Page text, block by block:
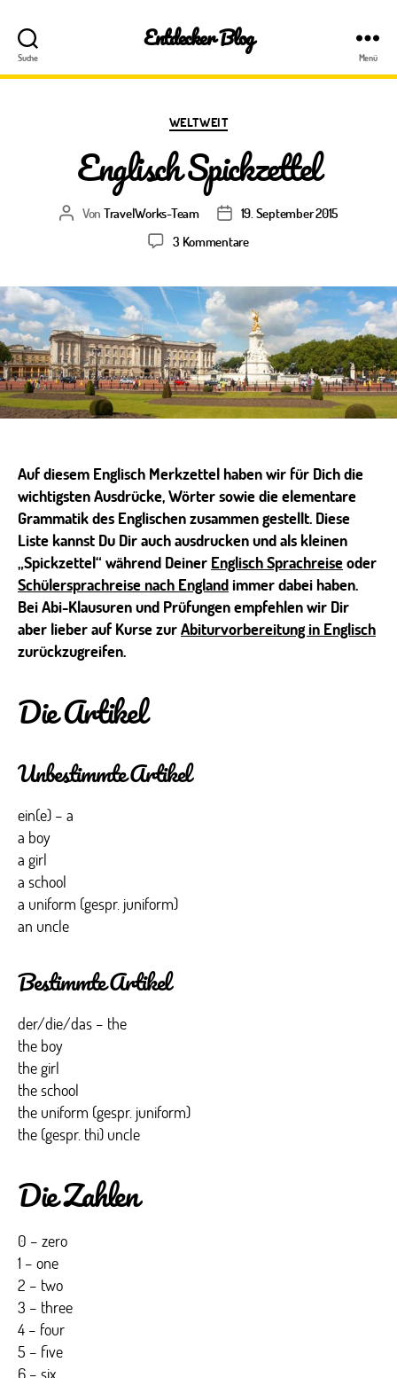
Suche
Entdecker Blog
Menü
Kategorien
WELTWEIT
Englisch Spickzettel
Beitragsautor
Von TravelWorks-Team Veröffentlichungsdatum
19. September 2015
3 Kommentarezu
Auf diesem Englisch Merkzettel haben wir für Dich die
wichtigsten Ausdrücke, Wörter sowie die elementare
Grammatik des Englischen zusammen gestellt. Diese
Liste kannst Du Dir auch ausdrucken und als kleinen
„Spickzettel“ während Deiner Englisch Sprachreiseoder
Schülersprachreise nach Englandimmer dabei haben.
Bei Abi-Klausuren und Prüfungen empfehlen wir Dir
aber lieber auf Kurse zurAbiturvorbereitung in Englisch
zurückzugreifen.
Die Artikel
Unbestimmte Artikel
ein(e) – a
a boy
a girl
a school
a uniform (gespr. juniform)
an uncle
Bestimmte Artikel
der/die/das – the
the boy
the girl
the school
the uniform (gespr. juniform)
the (gespr. thi) uncle
Die Zahlen
0 – zero
1 – one
2 – two
3 – three
4 – four
5 – five
6 – six